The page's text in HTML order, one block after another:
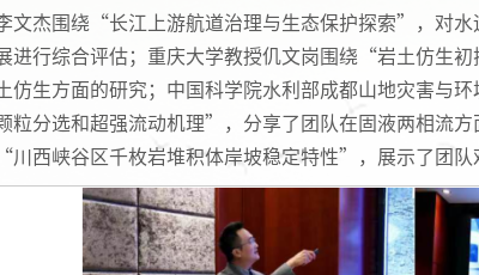
文杰围绕“长江上游航道治理与生态保护探索”，对水
进行综合评估；重庆大学教授仉文岗围绕“岩土仿生
仿生方面的研究；中国科学院水利部成都山地灾害与
粒分选和超强流动机理”，分享了团队在固液两相流
川西峡谷区千枚岩堆积体岸坡稳定特性”，展示了团队